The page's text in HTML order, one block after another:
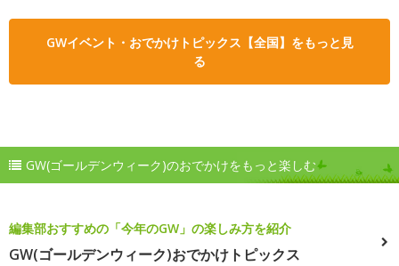
GWイベント・おでかけトピックス【全国】をもっと見
る
GW(ゴールデンウィーク)のおでかけをもっと楽しむ
編集部おすすめの「今年のGW」の楽しみ方を紹介
GW(ゴールデンウィーク)おでかけトピックス